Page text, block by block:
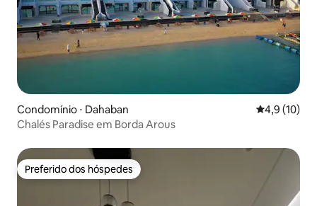
Condomínio ⋅ Dahaban 4,9 de uma
4,9 (10)
Chalés Paradise em Borda Arous
Preferido dos hóspedes
Preferido dos hóspedes